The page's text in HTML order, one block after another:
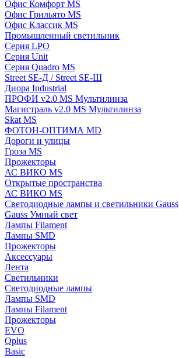
Офис Комфорт MS
Офис Грильято MS
Офис Классик MS
Промышленный светильник
Серия LPO
Серия Unit
Серия Quadro MS
Street SE-Д / Street SE-Ш
Диора Industrial
ПРОФИ v2.0 MS Мультилинза
Магистраль v2.0 MS Мультилинза
Skat MS
ФОТОН-ОПТИМА MD
Дороги и улицы
Гроза MS
Прожекторы
АС ВИКО MS
Открытые пространства
АС ВИКО MS
Светодиодные лампы и светильники Gauss
Gauss Умный свет
Лампы Filament
Лампы SMD
Прожекторы
Аксессуары
Лента
Светильники
Светодиодные лампы
Лампы SMD
Лампы Filament
Прожекторы
EVO
Qplus
Basic